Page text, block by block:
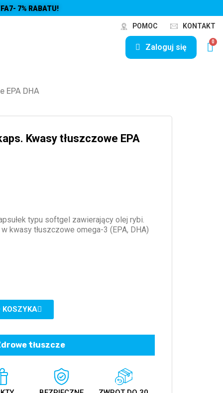
7% RABATU!
POMOC KONTAKT
Zaloguj się
EPA DHA
Kwasy tłuszczowe EPA
kwasy tłuszczowe omega-3 (EPA, DHA)
KOSZYKA
tłuszcze